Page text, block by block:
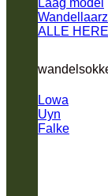
Laag model
ALLE
Lowa
Uyn
Falke